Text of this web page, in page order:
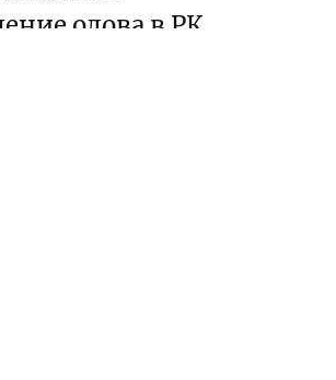
олова в РК